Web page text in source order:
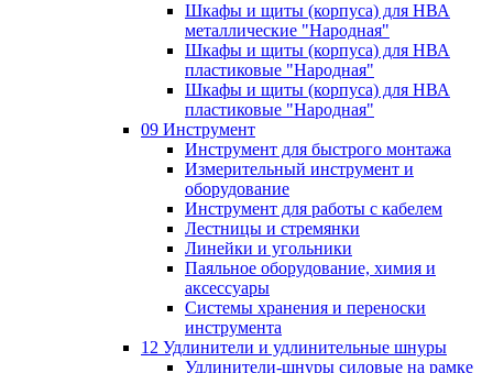
Шкафы и щиты (корпуса) для НВА
металлические "Народная"
Шкафы и щиты (корпуса) для НВА
пластиковые "Народная"
Шкафы и щиты (корпуса) для НВА
пластиковые "Народная"
09 Инструмент
Инструмент для быстрого монтажа
Измерительный инструмент и
оборудование
Инструмент для работы с кабелем
Лестницы и стремянки
Линейки и угольники
Паяльное оборудование, химия и
аксессуары
Системы хранения и переноски
инструмента
12 Удлинители и удлинительные шнуры
Удлинители-шнуры силовые на рамке